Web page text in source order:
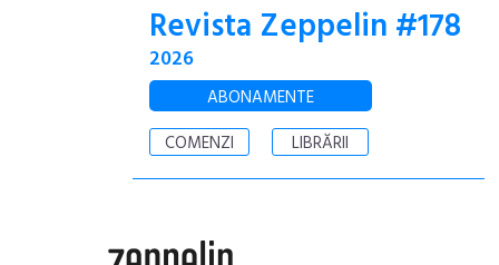
Revista Zeppelin #178
2026
ABONAMENTE
COMENZI
LIBRĂRII